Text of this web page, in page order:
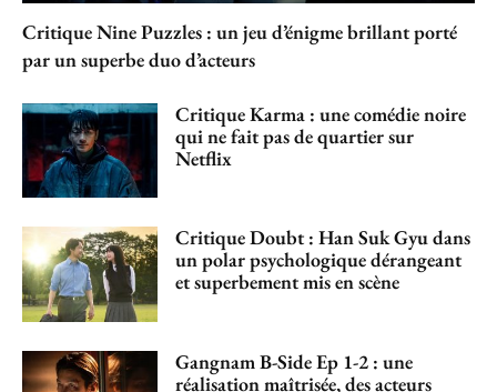
Critique Nine Puzzles : un jeu d’énigme brillant porté
par un superbe duo d’acteurs
Critique Karma : une comédie noire
qui ne fait pas de quartier sur
Netflix
Critique Doubt : Han Suk Gyu dans
un polar psychologique dérangeant
et superbement mis en scène
Gangnam B-Side Ep 1-2 : une
réalisation maîtrisée, des acteurs